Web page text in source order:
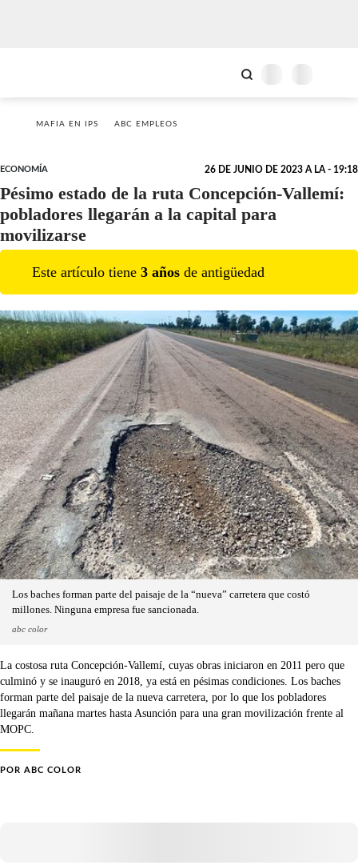
MAFIA EN IPS ABC EMPLEOS
ECONOMÍA 26 DE JUNIO DE 2023 A LA - 19:18
Pésimo estado de la ruta Concepción-Vallemí:
pobladores llegarán a la capital para
movilizarse
Este artículo tiene 3 años de antigüedad
Los baches forman parte del paisaje de la “nueva” carretera que costó
millones. Ninguna empresa fue sancionada.
abc color
La costosa ruta Concepción-Vallemí, cuyas obras iniciaron en 2011 pero que
culminó y se inauguró en 2018, ya está en pésimas condiciones. Los baches
forman parte del paisaje de la nueva carretera, por lo que los pobladores
llegarán mañana martes hasta Asunción para una gran movilización frente al
MOPC.
POR ABC COLOR